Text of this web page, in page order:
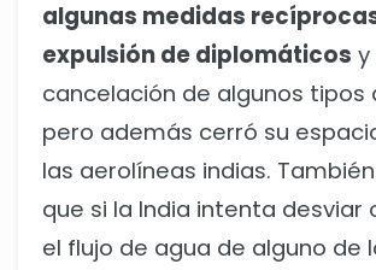
algunas medidas
expulsión de diplomáticos y
cancelación de algunos tipos
pero además cerró su
las aerolíneas indias.
que si la India intenta desviar
el flujo de agua de alguno de